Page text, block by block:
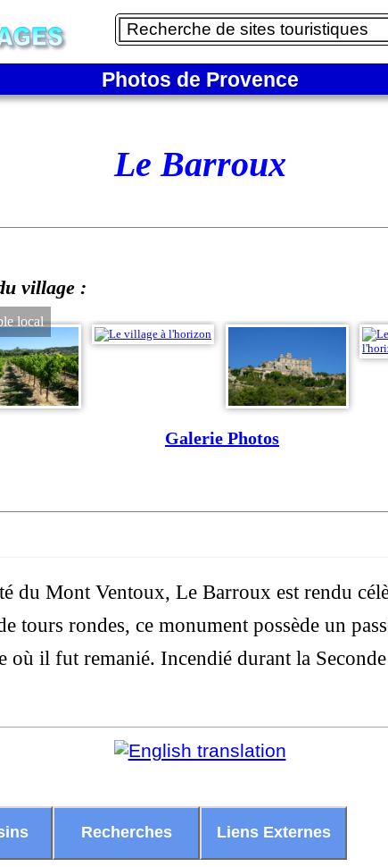
Photos de Provence
Le Barroux
village :
local
Galerie Photos
du Mont Ventoux, Le Barroux est rendu
tours rondes, ce monument possède un
où il fut remanié. Incendié durant la
Recherches Liens Externes